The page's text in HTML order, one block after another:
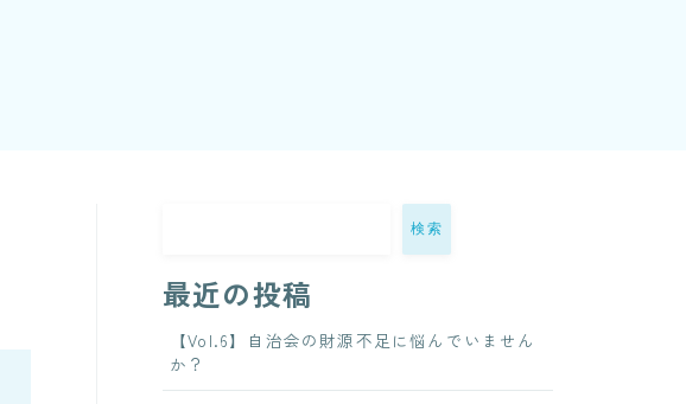
検索
最近の投稿
【Vol.6】自治会の財源不足に悩んでいません
か？